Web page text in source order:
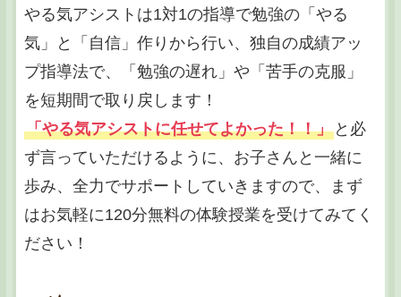
やる気アシストは1対1の指導で勉強の「やる
気」と「自信」作りから行い、独自の成績アッ
プ指導法で、「勉強の遅れ」や「苦手の克服」
を短期間で取り戻します！
「やる気アシストに任せてよかった！！」と必
ず言っていただけるように、お子さんと一緒に
歩み、全力でサポートしていきますので、まず
はお気軽に120分無料の体験授業を受けてみてく
ださい！